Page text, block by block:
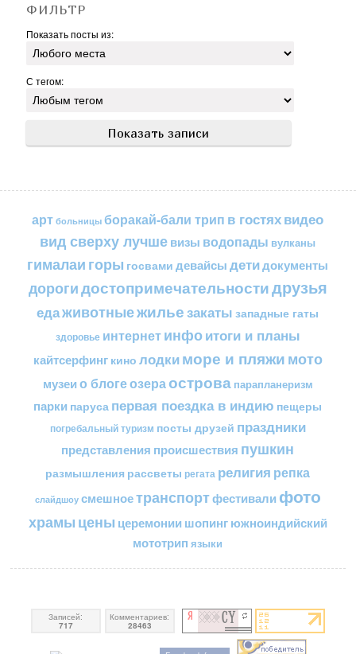
ФИЛЬТР
Показать посты из:
С тегом:
арт больницы боракай-бали трип в гостяхвидео
вид сверху лучшевизы водопады вулканы
гималаи горы госвами девайсы детидокументы
дорогидостопримечательностидрузья
едаживотныежильезакаты западные гаты
здоровье интернетинфоитоги и планы
кайтсерфинг кино лодкиморе и пляжимото
музеи о блогеозераострова парапланеризм
парки паруса первая поездка в индию пещеры
погребальный туризм посты друзей праздники
представления происшествия пушкин
размышления рассветы регата религия репка
слайдшоу смешноетранспортфестивали фото
храмы цены церемонии шопингюжноиндийский
мототрип языки
Записей:
717
Комментариев:
28463